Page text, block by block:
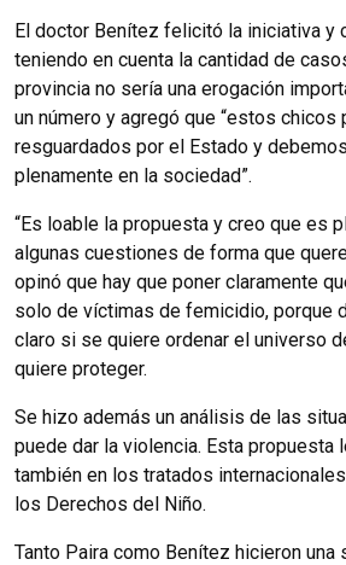
El doctor Benítez felicitó la iniciativa y
teniendo en cuenta la cantidad de
provincia no sería una erogación
un número y agregó que “estos chicos
resguardados por el Estado y
plenamente en la sociedad”.
“Es loable la propuesta y creo que es
algunas cuestiones de forma que
opinó que hay que poner claramente
solo de víctimas de femicidio, porque
claro si se quiere ordenar el universo
quiere proteger.
Se hizo además un análisis de las
puede dar la violencia. Esta propuesta
también en los tratados
los Derechos del Niño.
Tanto Paira como Benítez hicieron